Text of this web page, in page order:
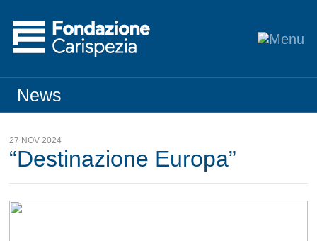
News
27 NOV 2024
“Destinazione Europa”